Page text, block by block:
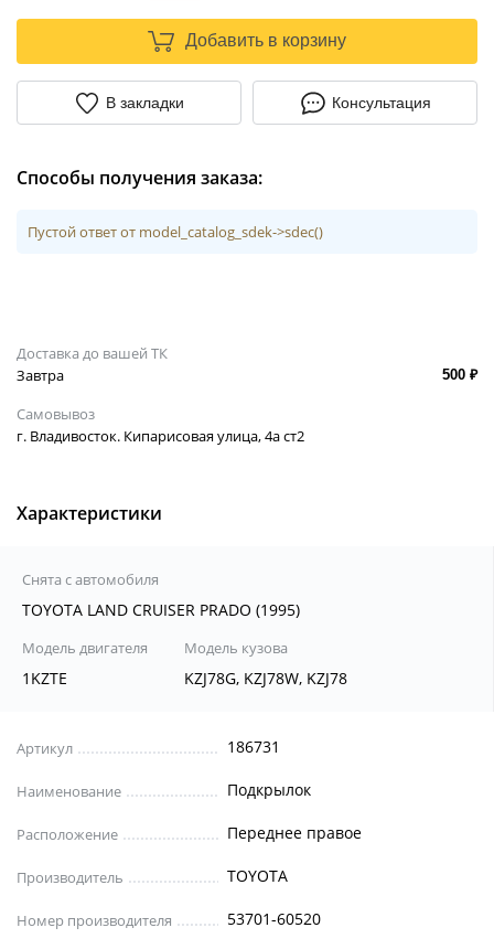
Добавить в корзину
В закладки Консультация
Способы получения заказа:
Пустой ответ от model_catalog_sdek->sdec()
Доставка до вашей ТК
Завтра
500 ₽
Самовывоз
г. Владивосток. Кипарисовая улица, 4а ст2
Характеристики
Снята с автомобиля
TOYOTA LAND CRUISER PRADO (1995)
Модель двигателя
1KZTE
Модель кузова
KZJ78G, KZJ78W, KZJ78
Артикул 186731
Наименование Подкрылок
Расположение Переднее правое
Производитель TOYOTA
Номер производителя 53701-60520